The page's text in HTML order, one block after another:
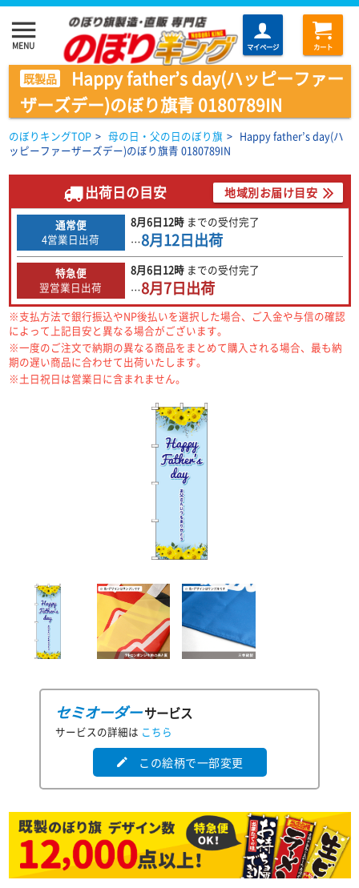
menu
MENU マイページ カート
既製品
Happy father’s day(ハッピーファー
ザーズデー)のぼり旗青 0180789IN
のぼりキングTOP > 母の日・父の日のぼり旗 > Happy father’s day(ハ
ッピーファーザーズデー)のぼり旗青 0180789IN
出荷日の目安 地域別お届け目安
通常便
4営業日出荷
8月6日12時 までの受付完了
…8月12日出荷
特急便
翌営業日出荷
8月6日12時 までの受付完了
…8月7日出荷
※支払方法で銀行振込やNP後払いを選択した場合、ご入金や与信の確認
によって上記目安と異なる場合がございます。
※一度のご注文で納期の異なる商品をまとめて購入される場合、最も納
期の遅い商品に合わせて出荷いたします。
※土日祝日は営業日に含まれません。
セミオーダーサービス
サービスの詳細は こちら
edit この絵柄で一部変更